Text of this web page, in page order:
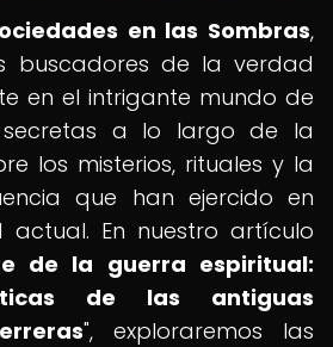
en las Sombras,
buscadores de la verdad
en el intrigante mundo de
secretas a lo largo de la
los misterios, rituales y la
que han ejercido en
actual. En nuestro artículo
de la guerra espiritual:
de las antiguas
", exploraremos las